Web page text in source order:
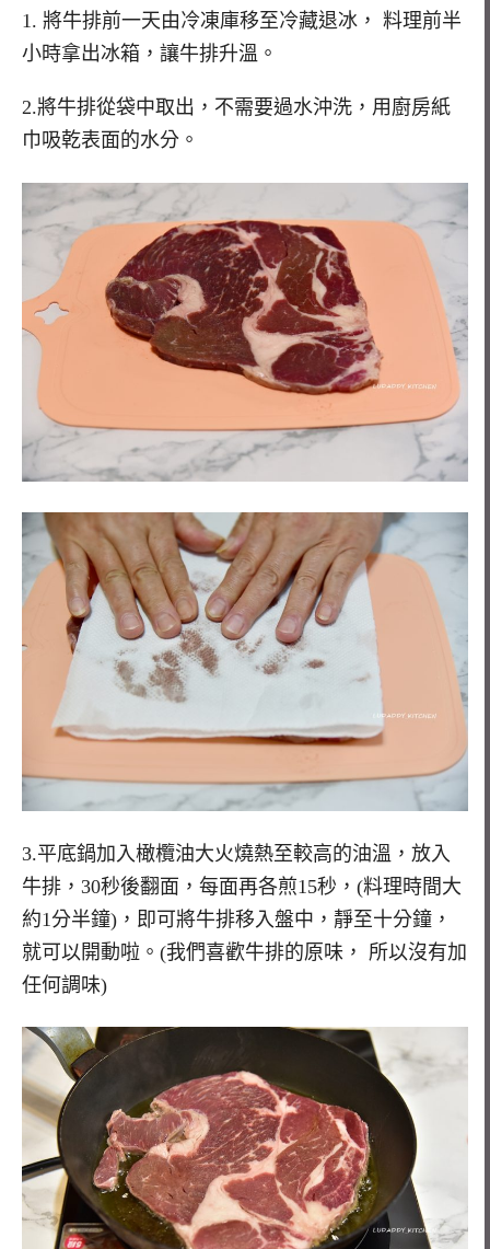
1. 將牛排前一天由冷凍庫移至冷藏退冰， 料理前半
小時拿出冰箱，讓牛排升溫。
2.將牛排從袋中取出，不需要過水沖洗，用廚房紙
巾吸乾表面的水分。
3.平底鍋加入橄欖油大火燒熱至較高的油溫，放入
牛排，30秒後翻面，每面再各煎15秒，(料理時間大
約1分半鐘)，即可將牛排移入盤中，靜至十分鐘，
就可以開動啦。(我們喜歡牛排的原味， 所以沒有加
任何調味)